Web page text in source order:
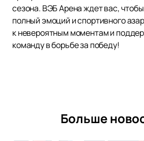
сезона. ВЭБ Арена ждет вас,
полный эмоций и спортивного
к невероятным моментам и
команду в борьбе за победу!
Больше